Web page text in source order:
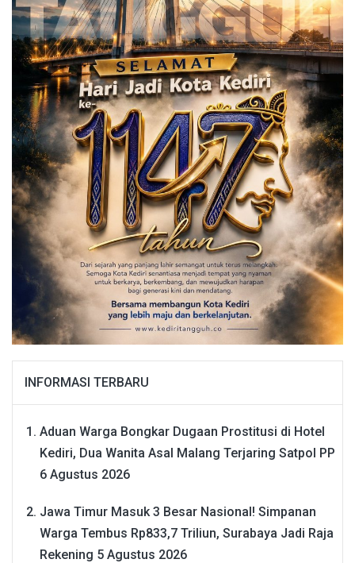
INFORMASI TERBARU
Aduan Warga Bongkar Dugaan Prostitusi di Hotel
Kediri, Dua Wanita Asal Malang Terjaring Satpol PP
6 Agustus 2026
Jawa Timur Masuk 3 Besar Nasional! Simpanan
Warga Tembus Rp833,7 Triliun, Surabaya Jadi Raja
Rekening 5 Agustus 2026